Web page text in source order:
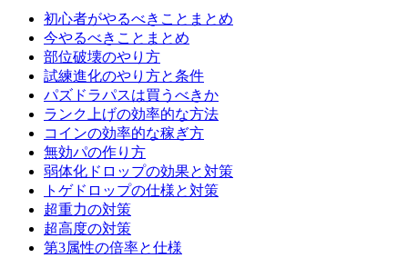
初心者がやるべきことまとめ
今やるべきことまとめ
部位破壊のやり方
試練進化のやり方と条件
パズドラパスは買うべきか
ランク上げの効率的な方法
コインの効率的な稼ぎ方
無効パの作り方
弱体化ドロップの効果と対策
トゲドロップの仕様と対策
超重力の対策
超高度の対策
第3属性の倍率と仕様